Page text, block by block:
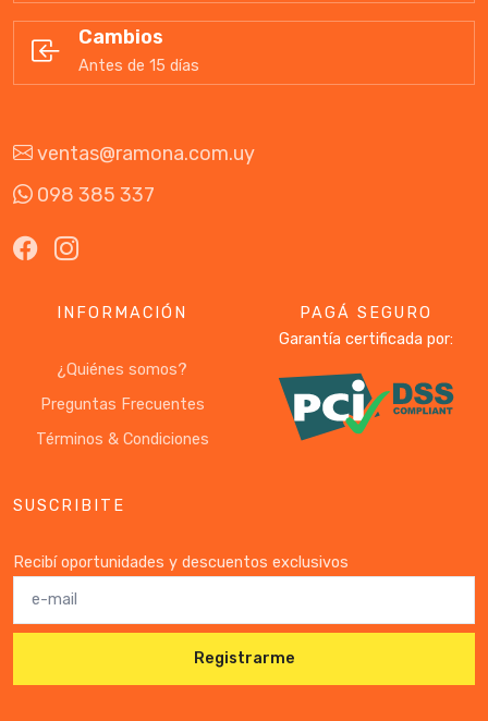
Cambios
Antes de 15 días
ventas@ramona.com.uy
098 385 337
INFORMACIÓN
¿Quiénes somos?
Preguntas Frecuentes
Términos & Condiciones
PAGÁ SEGURO
Garantía certificada por:
SUSCRIBITE
Recibí oportunidades y descuentos exclusivos
Registrarme